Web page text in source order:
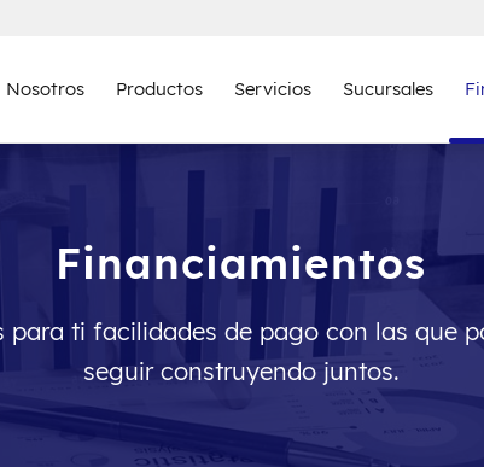
Nosotros Productos Servicios Sucursales
Financiamientos
para ti facilidades de pago con las que
seguir construyendo juntos.